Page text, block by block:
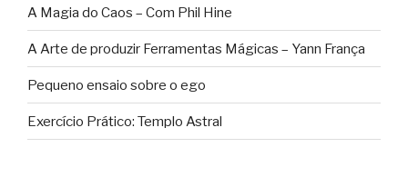
A Magia do Caos – Com Phil Hine
A Arte de produzir Ferramentas Mágicas – Yann França
Pequeno ensaio sobre o ego
Exercício Prático: Templo Astral